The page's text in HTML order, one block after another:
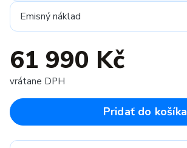
Emisný náklad
61 990 Kč
vrátane DPH
Pridať do košíka